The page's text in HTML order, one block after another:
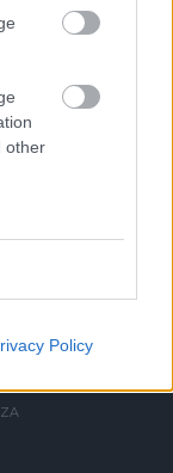
other
Policy